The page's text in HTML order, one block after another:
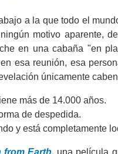
a la que todo el
motivo aparente,
en una cabaña "en
esa reunión, esa
únicamente
más de 14.000 años.
de despedida.
y está completamente
from Earth, una película